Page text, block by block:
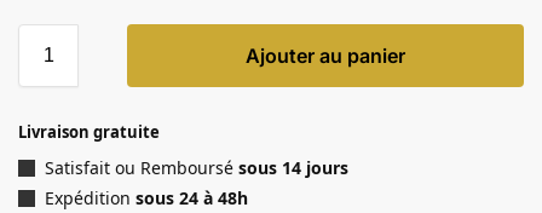
Ajouter au panier
Livraison gratuite
Satisfait ou Remboursé sous 14 jours
Expédition sous 24 à 48h